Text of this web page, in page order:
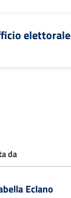
elettorale
da
Eclano